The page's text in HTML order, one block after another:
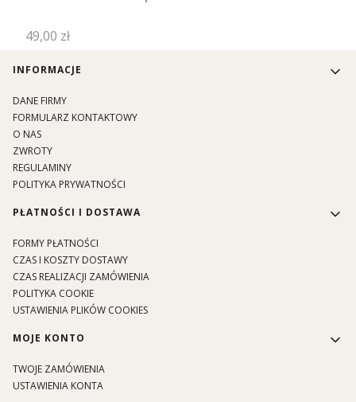
Cena
49,00 zł
Linki w stopce
INFORMACJE
DANE FIRMY
FORMULARZ KONTAKTOWY
O NAS
ZWROTY
REGULAMINY
POLITYKA PRYWATNOŚCI
PŁATNOŚCI I DOSTAWA
FORMY PŁATNOŚCI
CZAS I KOSZTY DOSTAWY
CZAS REALIZACJI ZAMÓWIENIA
POLITYKA COOKIE
USTAWIENIA PLIKÓW COOKIES
MOJE KONTO
TWOJE ZAMÓWIENIA
USTAWIENIA KONTA